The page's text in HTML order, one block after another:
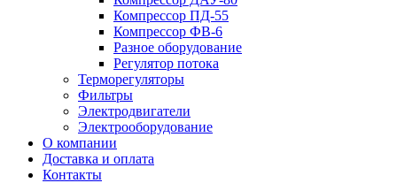
Компрессор ПД-55
Компрессор ФВ-6
Разное оборудование
Регулятор потока
Терморегуляторы
Фильтры
Электродвигатели
Электрооборудование
О компании
Доставка и оплата
Контакты